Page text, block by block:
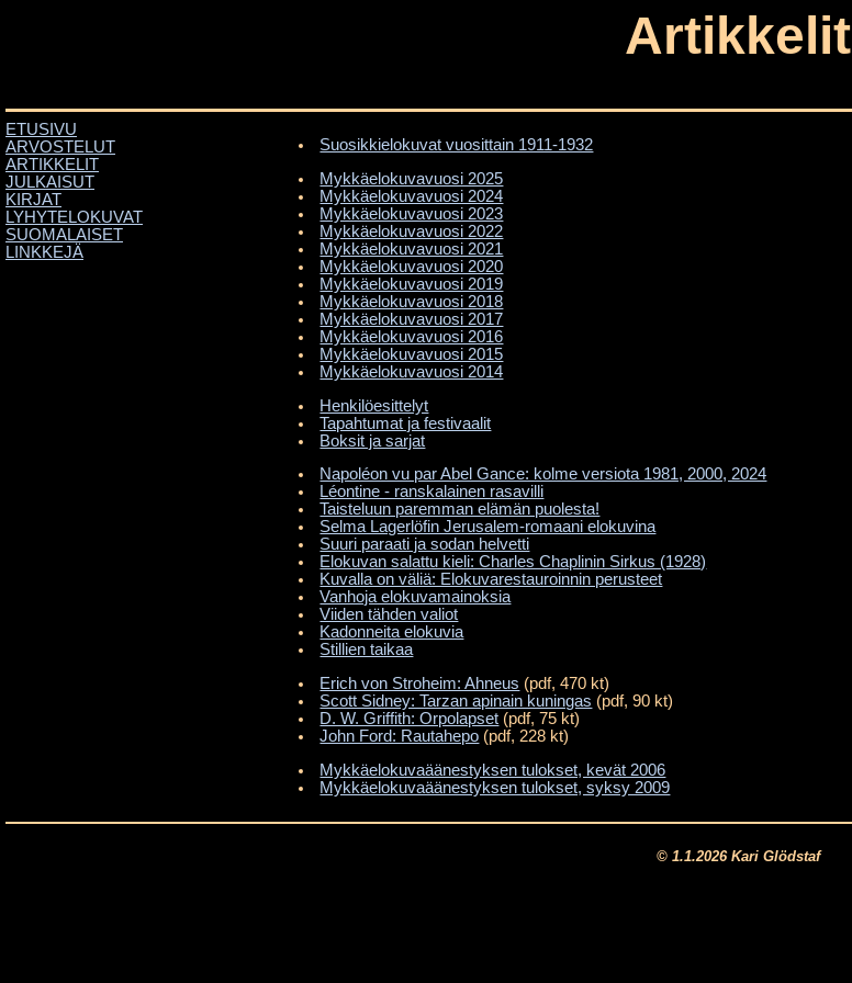
Artikkelit
ETUSIVU
ARVOSTELUT
ARTIKKELIT
JULKAISUT
KIRJAT
LYHYTELOKUVAT
SUOMALAISET
LINKKEJÄ
Suosikkielokuvat vuosittain 1911-1932
Mykkäelokuvavuosi 2025
Mykkäelokuvavuosi 2024
Mykkäelokuvavuosi 2023
Mykkäelokuvavuosi 2022
Mykkäelokuvavuosi 2021
Mykkäelokuvavuosi 2020
Mykkäelokuvavuosi 2019
Mykkäelokuvavuosi 2018
Mykkäelokuvavuosi 2017
Mykkäelokuvavuosi 2016
Mykkäelokuvavuosi 2015
Mykkäelokuvavuosi 2014
Henkilöesittelyt
Tapahtumat ja festivaalit
Boksit ja sarjat
Napoléon vu par Abel Gance: kolme versiota 1981, 2000, 2024
Léontine - ranskalainen rasavilli
Taisteluun paremman elämän puolesta!
Selma Lagerlöfin Jerusalem-romaani elokuvina
Suuri paraati ja sodan helvetti
Elokuvan salattu kieli: Charles Chaplinin Sirkus (1928)
Kuvalla on väliä: Elokuvarestauroinnin perusteet
Vanhoja elokuvamainoksia
Viiden tähden valiot
Kadonneita elokuvia
Stillien taikaa
Erich von Stroheim: Ahneus (pdf, 470 kt)
Scott Sidney: Tarzan apinain kuningas (pdf, 90 kt)
D. W. Griffith: Orpolapset (pdf, 75 kt)
John Ford: Rautahepo (pdf, 228 kt)
Mykkäelokuvaäänestyksen tulokset, kevät 2006
Mykkäelokuvaäänestyksen tulokset, syksy 2009
© 1.1.2026 Kari Glödstaf